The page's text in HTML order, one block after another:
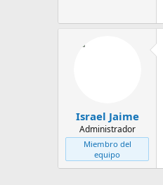
Israel Jaime
Administrador
Miembro del
equipo